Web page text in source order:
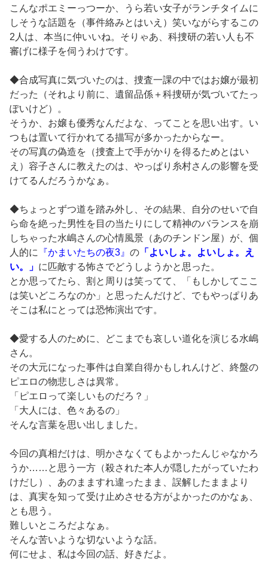
こんなポエミーっつーか、うら若い女子がランチタイムに
しそうな話題を（事件絡みとはいえ）笑いながらするこの
2人は、本当に仲いいね。そりゃあ、科捜研の若い人も不
審げに様子を伺うわけです。
◆合成写真に気づいたのは、捜査一課の中ではお嬢が最初
だった（それより前に、遺留品係＋科捜研が気づいてたっ
ぽいけど）。
そうか、お嬢も優秀なんだよな、ってことを思い出す。い
つもは置いて行かれてる描写が多かったからなー。
その写真の偽造を（捜査上で手がかりを得るためとはい
え）容子さんに教えたのは、やっぱり糸村さんの影響を受
けてるんだろうかなぁ。
◆ちょっとずつ道を踏み外し、その結果、自分のせいで自
ら命を絶った男性を目の当たりにして精神のバランスを崩
しちゃった水嶋さんの心情風景（あのチンドン屋）が、個
人的に
『かまいたちの夜3』 の 「よいしょ。よいしょ。え
い。」 に匹敵する怖さでどうしようかと思った。
とか思ってたら、割と周りは笑ってて、「もしかしてここ
は笑いどころなのか」と思ったんだけど、でもやっぱりあ
そこは私にとっては恐怖演出です。
◆愛する人のために、どこまでも哀しい道化を演じる水嶋
さん。
その大元になった事件は自業自得かもしれんけど、終盤の
ピエロの物悲しさは異常。
「ピエロって楽しいものだろ？」
「大人には、色々あるの」
そんな言葉を思い出しました。
今回の真相だけは、明かさなくてもよかったんじゃなかろ
うか……と思う一方（殺された本人が隠したがっていたわ
けだし）、あのまますれ違ったまま、誤解したままより
は、真実を知って受け止めさせる方がよかったのかなぁ、
とも思う。
難しいところだよなぁ。
そんな苦いような切ないような話。
何にせよ、私は今回の話、好きだよ。